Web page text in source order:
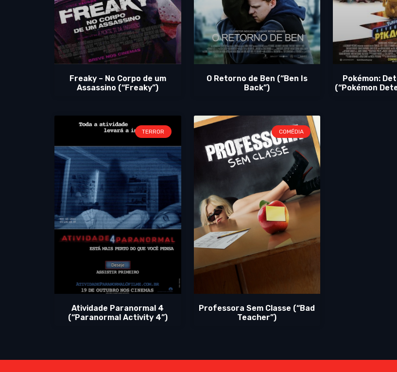
Freaky – No Corpo de um
Assassino (“Freaky”)
O Retorno de Ben (“Ben Is
Back”)
Pokémon:
(“Pokémon
TERROR
Atividade Paranormal 4
(“Paranormal Activity 4”)
COMÉDIA
Professora Sem Classe (“Bad
Teacher”)